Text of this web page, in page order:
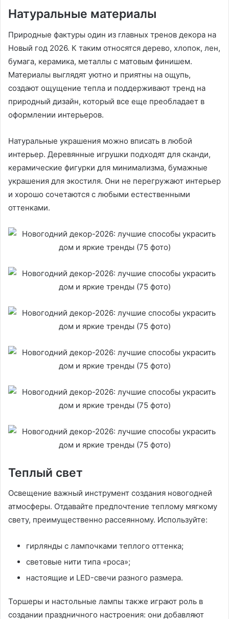
Натуральные материалы
Природные фактуры один из главных тренов декора на
Новый год 2026. К таким относятся дерево, хлопок, лен,
бумага, керамика, металлы с матовым финишем.
Материалы выглядят уютно и приятны на ощупь,
создают ощущение тепла и поддерживают тренд на
природный дизайн, который все еще преобладает в
оформлении интерьеров.
Натуральные украшения можно вписать в любой
интерьер. Деревянные игрушки подходят для сканди,
керамические фигурки для минимализма, бумажные
украшения для экостиля. Они не перегружают интерьер
и хорошо сочетаются с любыми естественными
оттенками.
Теплый свет
Освещение важный инструмент создания новогодней
атмосферы. Отдавайте предпочтение теплому мягкому
свету, преимущественно рассеянному. Используйте:
гирлянды с лампочками теплого оттенка;
световые нити типа «роса»;
настоящие и LED-свечи разного размера.
Торшеры и настольные лампы также играют роль в
создании праздничного настроения: они добавляют